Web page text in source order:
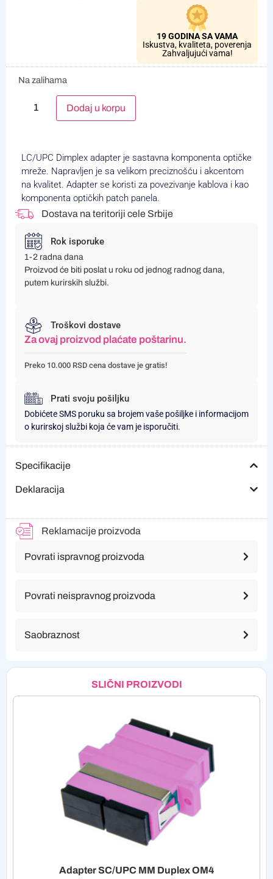
19 GODINA SA VAMA
Iskustva, kvaliteta, poverenja
Zahvaljujući vama!
Na zalihama
Dodaj u korpu
LC/UPC Dimplex adapter je sastavna komponenta optičke
mreže. Napravljen je sa velikom preciznošću i akcentom
na kvalitet. Adapter se koristi za povezivanje kablova i kao
komponenta optičkih patch panela.
Dostava na teritoriji cele Srbije
Rok isporuke
1-2 radna dana
Proizvod će biti poslat u roku od jednog radnog dana,
putem kurirskih službi.
Troškovi dostave
Za ovaj proizvod plaćate poštarinu.
Preko 10.000 RSD cena dostave je gratis!
Prati svoju pošiljku
Dobićete SMS poruku sa brojem vaše pošiljke i informacijom
o kurirskoj službi koja će vam je isporučiti.
Specifikacije
Deklaracija
Reklamacije proizvoda
Povrati ispravnog proizvoda
Povrati neispravnog proizvoda
Saobraznost
SLIČNI PROIZVODI
Adapter SC/UPC MM Duplex OM4